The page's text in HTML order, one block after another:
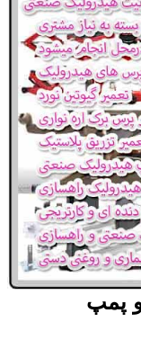
پمپ